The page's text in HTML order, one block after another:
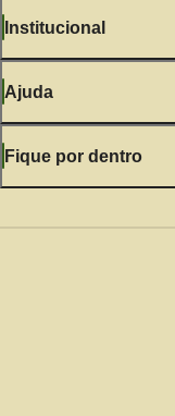
Institucional
Ajuda
Fique por dentro